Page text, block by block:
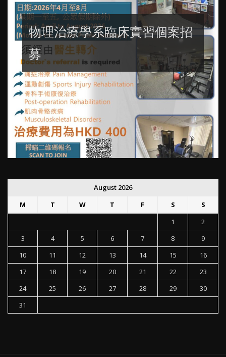
物理治療學系臨床實習個案招
募
August 2026
M
T W T F S
S
1
2
3
4 5 6 7 8
9
10
11 12 13 14 15
16
17
18 19 20 21 22
23
24
25 26 27 28 29
30
31